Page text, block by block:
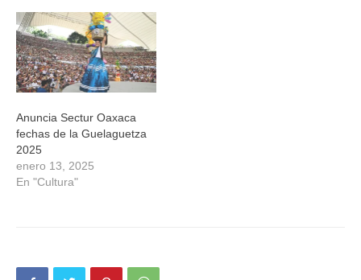
Anuncia Sectur Oaxaca
fechas de la Guelaguetza
2025
enero 13, 2025
En "Cultura"